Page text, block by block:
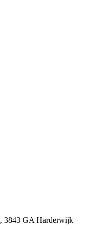
, 3843 GA Harderwijk